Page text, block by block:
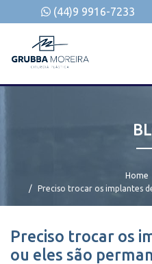
(44)9 9916-7233
Home
Preciso trocar os implantes
Preciso trocar os
ou eles são